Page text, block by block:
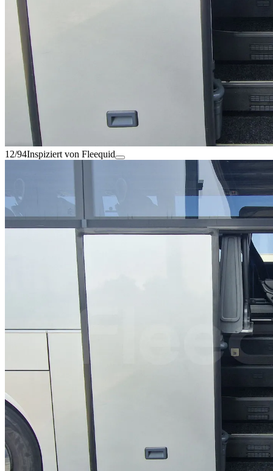
12/94Inspiziert von Fleequid